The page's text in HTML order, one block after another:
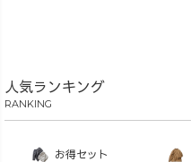
人気ランキング
RANKING
お得セット